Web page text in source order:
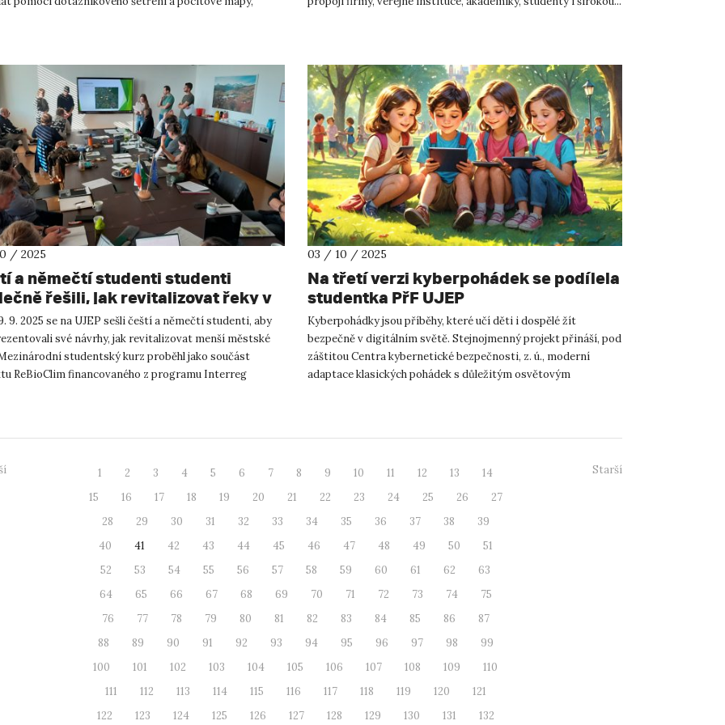
/ 2025
a němečtí studenti studenti
řešili, jak revitalizovat řeky v
měst
9. 2025 se na UJEP sešli čeští a němečtí studenti, aby
své návrhy, jak revitalizovat menší městské
studentský kurz proběhl jako součást
ReBioClim financovaného z programu Interreg
03 / 10 / 2025
Na třetí verzi kyberpohádek se podílela
studentka PřF UJEP
Kyberpohádky jsou příběhy, které učí děti i dospělé žít
bezpečně v digitálním světě. Stejnojmenný projekt přináší, pod
záštitou Centra kybernetické bezpečnosti, z. ú., moderní
adaptace klasických pohádek s důležitým osvětovým
1 2 3 4 5 6 7 8 9 10 11 12 13
14
15
16 17 18 19 20 21 22 23 24 25 26
27
28
29 30 31 32 33 34 35 36 37 38
39
40
41 42 43 44 45 46 47 48 49 50
51
52
53 54 55 56 57 58 59 60 61 62
63
64
65 66 67 68 69 70 71 72 73 74
75
76
77 78 79 80 81 82 83 84 85 86
87
88
89 90 91 92 93 94 95 96 97 98
99
100
101 102 103 104 105 106 107 108 109
110
111
112 113 114 115 116 117 118 119 120
121
122
123 124 125 126 127 128 129 130 131 132
Starší